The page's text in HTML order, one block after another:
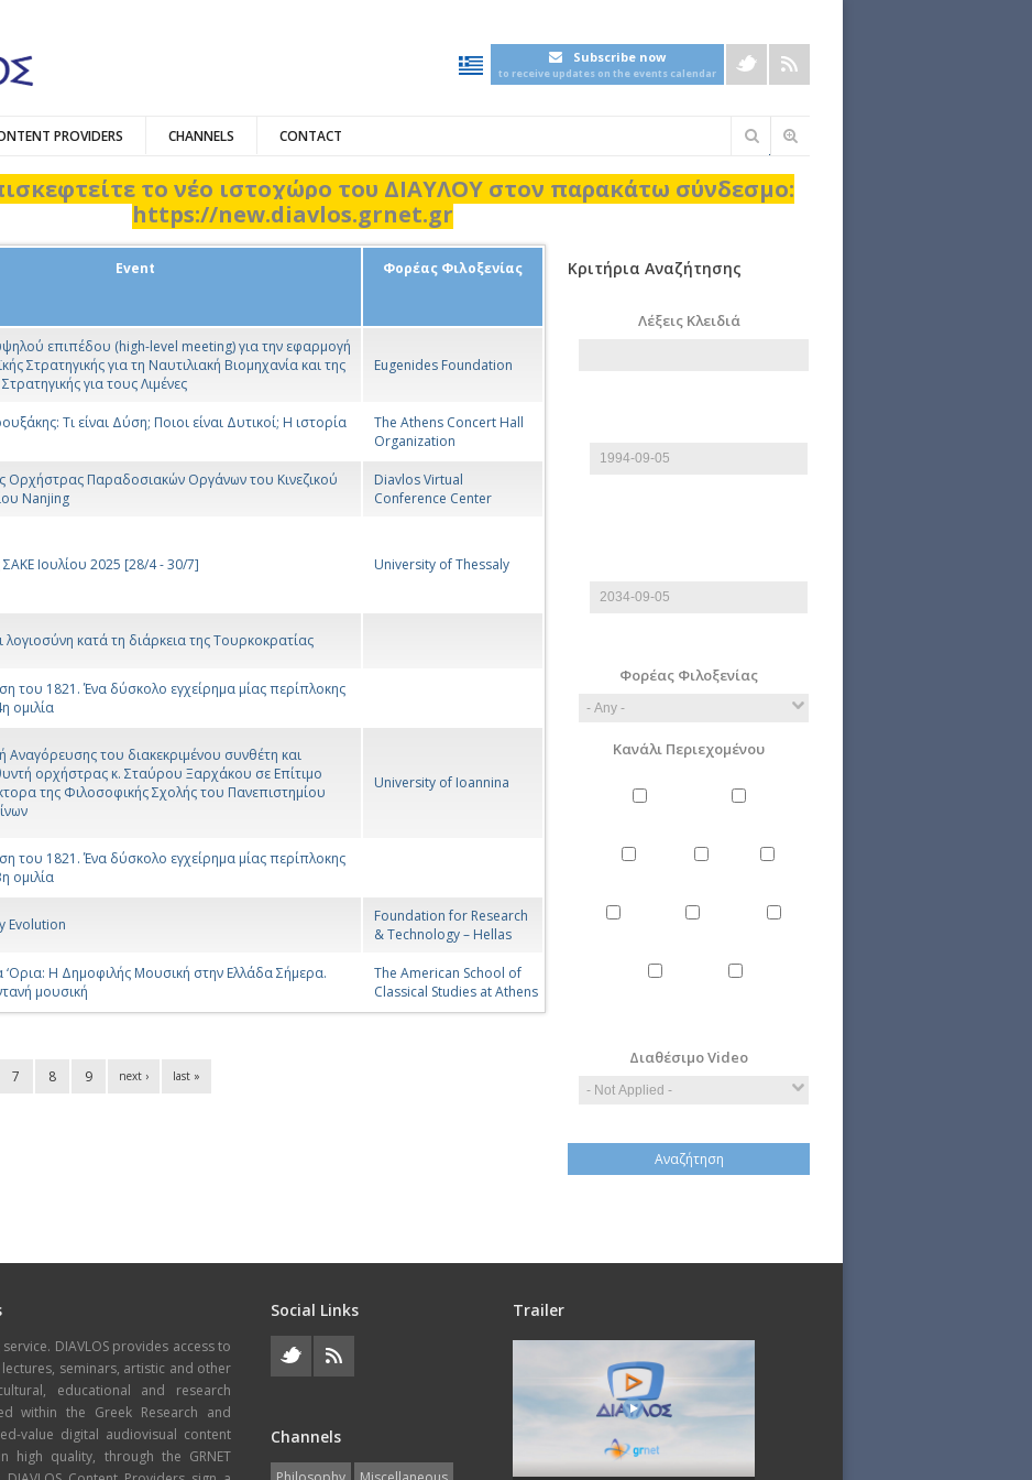
Subscribe now
to receive updates on the events calendar
PROVIDERS CHANNELS CONTACT
Φόρμα
αναζήτησης
το νέο ιστοχώρο του ΔΙΑΥΛΟΥ στον παρακάτω σύνδεσμο:
https://new.diavlos.grnet.gr
Event Φορέας Φιλοξενίας
επιπέδου (high-level meeting) για την εφαρμογή
Στρατηγικής για τη Ναυτιλιακή Βιομηχανία και της
για τους Λιμένες
Eugenides Foundation
Τι είναι Δύση; Ποιοι είναι Δυτικοί; Η ιστορία
The Athens Concert Hall
Organization
Ορχήστρας Παραδοσιακών Οργάνων του Κινεζικού
Nanjing
Diavlos Virtual
Conference Center
Ιουλίου 2025 [28/4 - 30/7] University of Thessaly
λογιοσύνη κατά τη διάρκεια της Τουρκοκρατίας
του 1821. Ένα δύσκολο εγχείρημα μίας περίπλοκης
ομιλία
Αναγόρευσης του διακεκριμένου συνθέτη και
ορχήστρας κ. Σταύρου Ξαρχάκου σε Επίτιμο
της Φιλοσοφικής Σχολής του Πανεπιστημίου
University of Ioannina
του 1821. Ένα δύσκολο εγχείρημα μίας περίπλοκης
ομιλία
Evolution
Foundation for Research
& Technology – Hellas
Η Δημοφιλής Μουσική στην Ελλάδα Σήμερα.
μουσική
The American School of
Classical Studies at Athens
7 8 9 next › last »
Κριτήρια Αναζήτησης
Λέξεις Κλειδιά
Φορέας Φιλοξενίας
Κανάλι Περιεχομένου
Διαθέσιμο Video
DIAVLOS provides access to
seminars, artistic and other
educational and research
within the Greek Research and
value digital audiovisual content
high quality, through the GRNET
Social Links
Channels
Trailer